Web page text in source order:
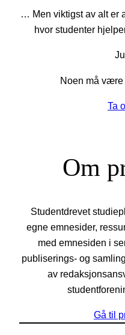
… Men viktigst av alt er
hvor studenter
Noen må være
Ta
Om
Studentdrevet
egne emnesider,
med emnesiden i
publiserings- og
av
Gå til